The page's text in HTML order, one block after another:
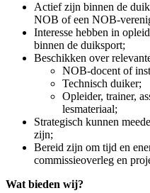
Actief zijn binnen de
NOB of een NOB-
Interesse hebben in
binnen de duiksport;
Beschikken over
NOB-docent of
Technisch duiker;
Opleider, trainer,
lesmateriaal;
Strategisch kunnen
zijn;
Bereid zijn om tijd en
commissieoverleg en
Wat bieden wij?